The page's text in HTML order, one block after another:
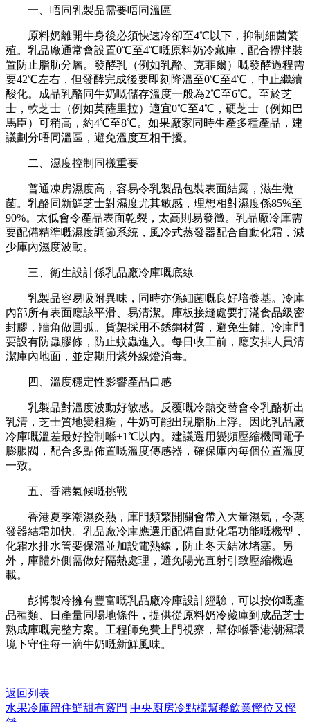
一、唔同乳製品需要唔同溫區
原料奶離開牛身後必須快速冷卻至4℃以下，抑制細菌繁
殖。乳品廠通常會設置0℃至4℃嘅原料奶冷藏庫，配合攪拌裝
置防止脂肪分層。發酵乳（例如乳酪、克菲爾）嘅發酵過程需
要42℃左右，但發酵完成後要即刻降溫至0℃至4℃，中止繼續
酸化。成品乳酪同牛奶嘅儲存溫度一般為2℃至6℃。至於芝
士，軟芝士（例如莫薩里拉）適宜0℃至4℃，硬芝士（例如巴
馬臣）可稍高，約4℃至8℃。如果廠家同時生產多種產品，建
議劃分唔同溫區，避免溫度互相干擾。
二、濕度控制同樣重要
普通凍房濕度高，容易令乳製品包裝表面結露，滋生黴
菌。乳酪同新鮮芝士對濕度尤其敏感，理想相對濕度係85%至
90%。太低會令產品表面乾裂，太高則易發黴。乳品廠冷庫需
要配備精準嘅濕度調節系統，風冷式蒸發器配合自動化霜，減
少庫內濕度波動。
三、衛生設計係乳品廠冷庫嘅底線
乳製品容易吸附異味，同時亦係細菌嘅良好培養基。冷庫
內部所有表面應該平滑、易清潔。庫板接縫處要打滿食品級密
封膠，牆角做圓弧。貨架採用不銹鋼材質，避免生鏽。冷庫門
要設有防蟲膠條，防止蚊蟲進入。每日收工前，應安排人員清
潔庫內地面，並定期用紫外線燈消毒。
四、溫度穩定性影響產品口感
乳製品對溫度波動好敏感。反覆嘅冷熱交替會令乳酪析出
乳清，芝士質地變粗糙，牛奶可能出現脂肪上浮。因此乳品廠
冷庫嘅溫差最好控制喺±1℃以內。建議選用變頻壓縮機同電子
膨脹閥，配合多點佈置嘅溫度傳感器，確保庫內每個位置溫度
一致。
五、香港氣候嘅挑戰
香港夏季潮濕炎熱，庫門頻繁開關會帶入大量濕氣，令蒸
發器結霜加快。乳品廠冷庫應選用配備自動化霜功能嘅機型，
化霜水排水管要保溫並加設電熱線，防止冬天結冰堵塞。另
外，庫體外側需做好隔熱處理，避免陽光直射引致壓縮機過
載。
彭博製冷擁有豐富嘅乳品廠冷庫設計經驗，可以按你嘅產
品種類、日產量同場地條件，提供從原料奶冷藏庫到成品芝士
熟成庫嘅完整方案。工程師免費上門視察，幫你喺香港潮濕環
境下守住每一滴牛奶嘅新鮮風味。
返回列表
水果冷庫留住鮮甜有竅門 中央廚房冷點樣幫餐飲業慳位又慳